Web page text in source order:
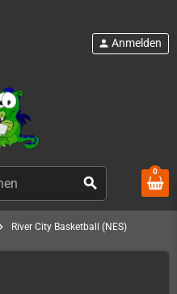
search
person Anmelden
0
chevron_right River City Basketball (NES)